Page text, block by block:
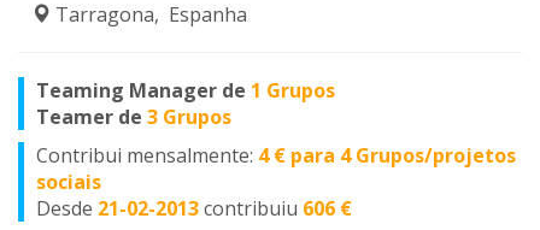
Tarragona, Espanha
Teaming Manager de 1 Grupos
Teamer de 3 Grupos
Contribui mensalmente: 4 € para 4 Grupos/projetos
sociais
Desde 21-02-2013contribuiu 606 €